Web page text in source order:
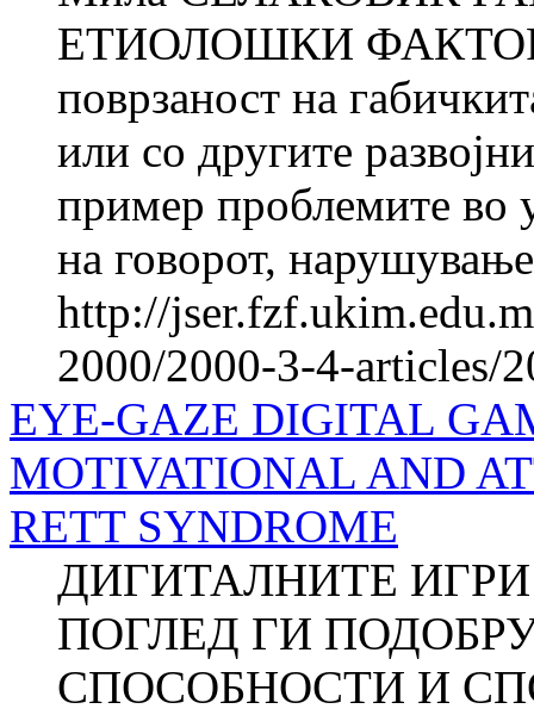
ЕТИОЛОШКИ
поврзаност на
или со другите
пример проблемите во
на говорот,
http://
2000/2000-3-4-articles/
EYE-GAZE DIGITAL
MOTIVATIONAL AND
RETT SYNDROME
ДИГИТАЛНИТЕ
ПОГЛЕД ГИ
СПОСОБНОСТИ И